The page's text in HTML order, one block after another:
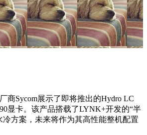
商Sycom展示了即将推出的Hydro LC
显卡。该产品搭载了LYNK+开发的“半
冷方案，未来将作为其高性能整机配置